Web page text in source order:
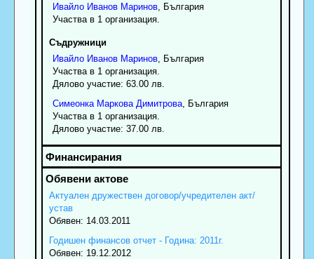
Ивайло Иванов Маринов, България
Участва в 1 организация.
Съдружници
Ивайло Иванов Маринов, България
Участва в 1 организация.
Дялово участие: 63.00 лв.
Симеонка Маркова Димитрова, България
Участва в 1 организация.
Дялово участие: 37.00 лв.
Актуален дружествен договор/учредителен акт/
устав
Обявен: 14.03.2011
Годишен финансов отчет - Година: 2011г.
Обявен: 19.12.2012